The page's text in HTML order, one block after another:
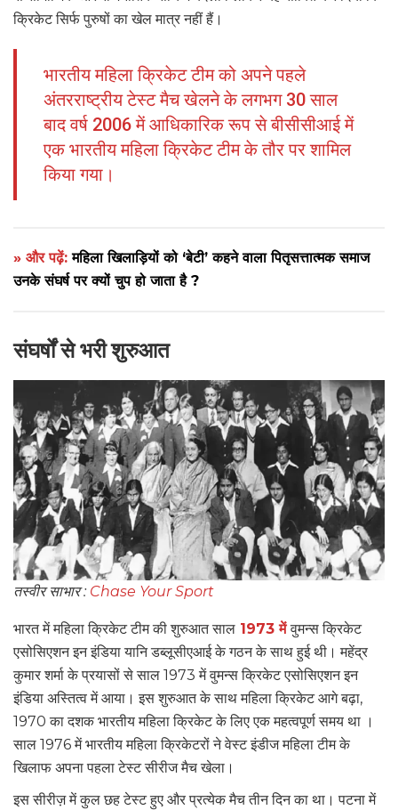
क्रिकेट सिर्फ पुरुषों का खेल मात्र नहीं हैं।
भारतीय महिला क्रिकेट टीम को अपने पहले
अंतरराष्ट्रीय टेस्ट मैच खेलने के लगभग 30 साल
बाद वर्ष 2006 में आधिकारिक रूप से बीसीसीआई में
एक भारतीय महिला क्रिकेट टीम के तौर पर शामिल
किया गया।
» और पढ़ें:महिला खिलाड़ियों को ‘बेटी’ कहने वाला पितृसत्तात्मक समाज
उनके संघर्ष पर क्यों चुप हो जाता है ?
संघर्षों से भरी शुरुआत
तस्वीर साभार : Chase Your Sport
भारत में महिला क्रिकेट टीम की शुरुआत साल 1973 मेंवुमन्स क्रिकेट
एसोसिएशन इन इंडिया यानि डब्लूसीएआई के गठन के साथ हुई थी। महेंद्र
कुमार शर्मा के प्रयासों से साल 1973 में वुमन्स क्रिकेट एसोसिएशन इन
इंडिया अस्तित्व में आया। इस शुरुआत के साथ महिला क्रिकेट आगे बढ़ा,
1970 का दशक भारतीय महिला क्रिकेट के लिए एक महत्वपूर्ण समय था ।
साल 1976 में भारतीय महिला क्रिकेटरों ने वेस्ट इंडीज महिला टीम के
खिलाफ अपना पहला टेस्ट सीरीज मैच खेला।
इस सीरीज़ में कुल छह टेस्ट हुए और प्रत्येक मैच तीन दिन का था। पटना में